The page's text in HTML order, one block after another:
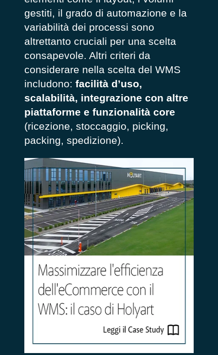
gestiti, il grado di automazione e la
variabilità dei processi sono
altrettanto cruciali per una scelta
consapevole. Altri criteri da
considerare nella scelta del WMS
includono: facilità d’uso,
scalabilità, integrazione con altre
piattaforme e funzionalità core
(ricezione, stoccaggio, picking,
packing, spedizione).